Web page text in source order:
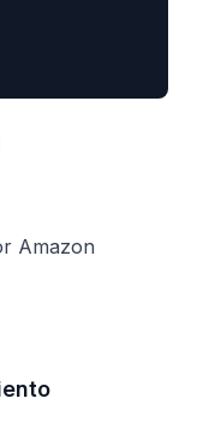
Amazon